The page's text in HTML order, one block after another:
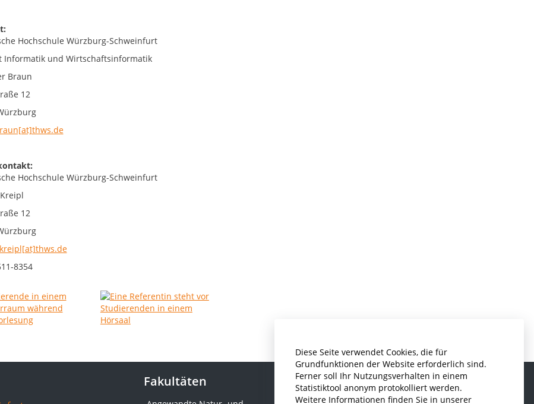
Diese Seite verwendet Cookies, die für
Grundfunktionen der Website erforderlich sind.
Ferner soll Ihr Nutzungsverhalten in einem
Statistiktool anonym protokolliert werden.
Weitere Informationen finden Sie in unserer
Hochschule Würzburg-Schweinfurt
Informatik und Wirtschaftsinformatik
Braun
12
Hochschule Würzburg-Schweinfurt
12
8354
Fakultäten